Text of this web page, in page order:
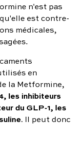
n'est pas
est contre-
médicales,
en
la Metformine,
les inhibiteurs
du GLP-1, les
. Il peut donc